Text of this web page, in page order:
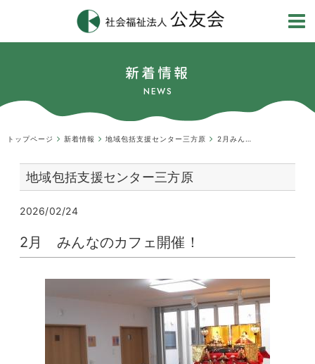
新着情報
NEWS
トップページ 新着情報 地域包括支援センター三方原
地域包括支援センター三方原
2026/02/24
2月 みんなのカフェ開催！